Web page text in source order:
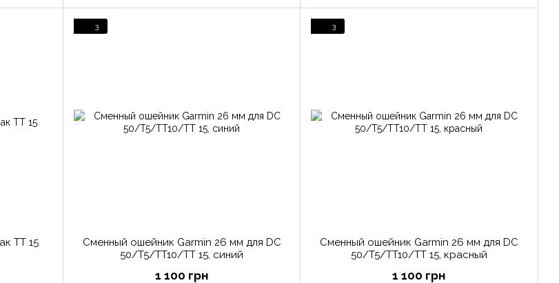
TT 15
3
Сменный ошейник Garmin 26 мм для DC
50/T5/TT10/TT 15, синий
1 100 грн
3
Сменный ошейник Garmin 26 мм для DC
50/T5/TT10/TT 15, красный
1 100 грн